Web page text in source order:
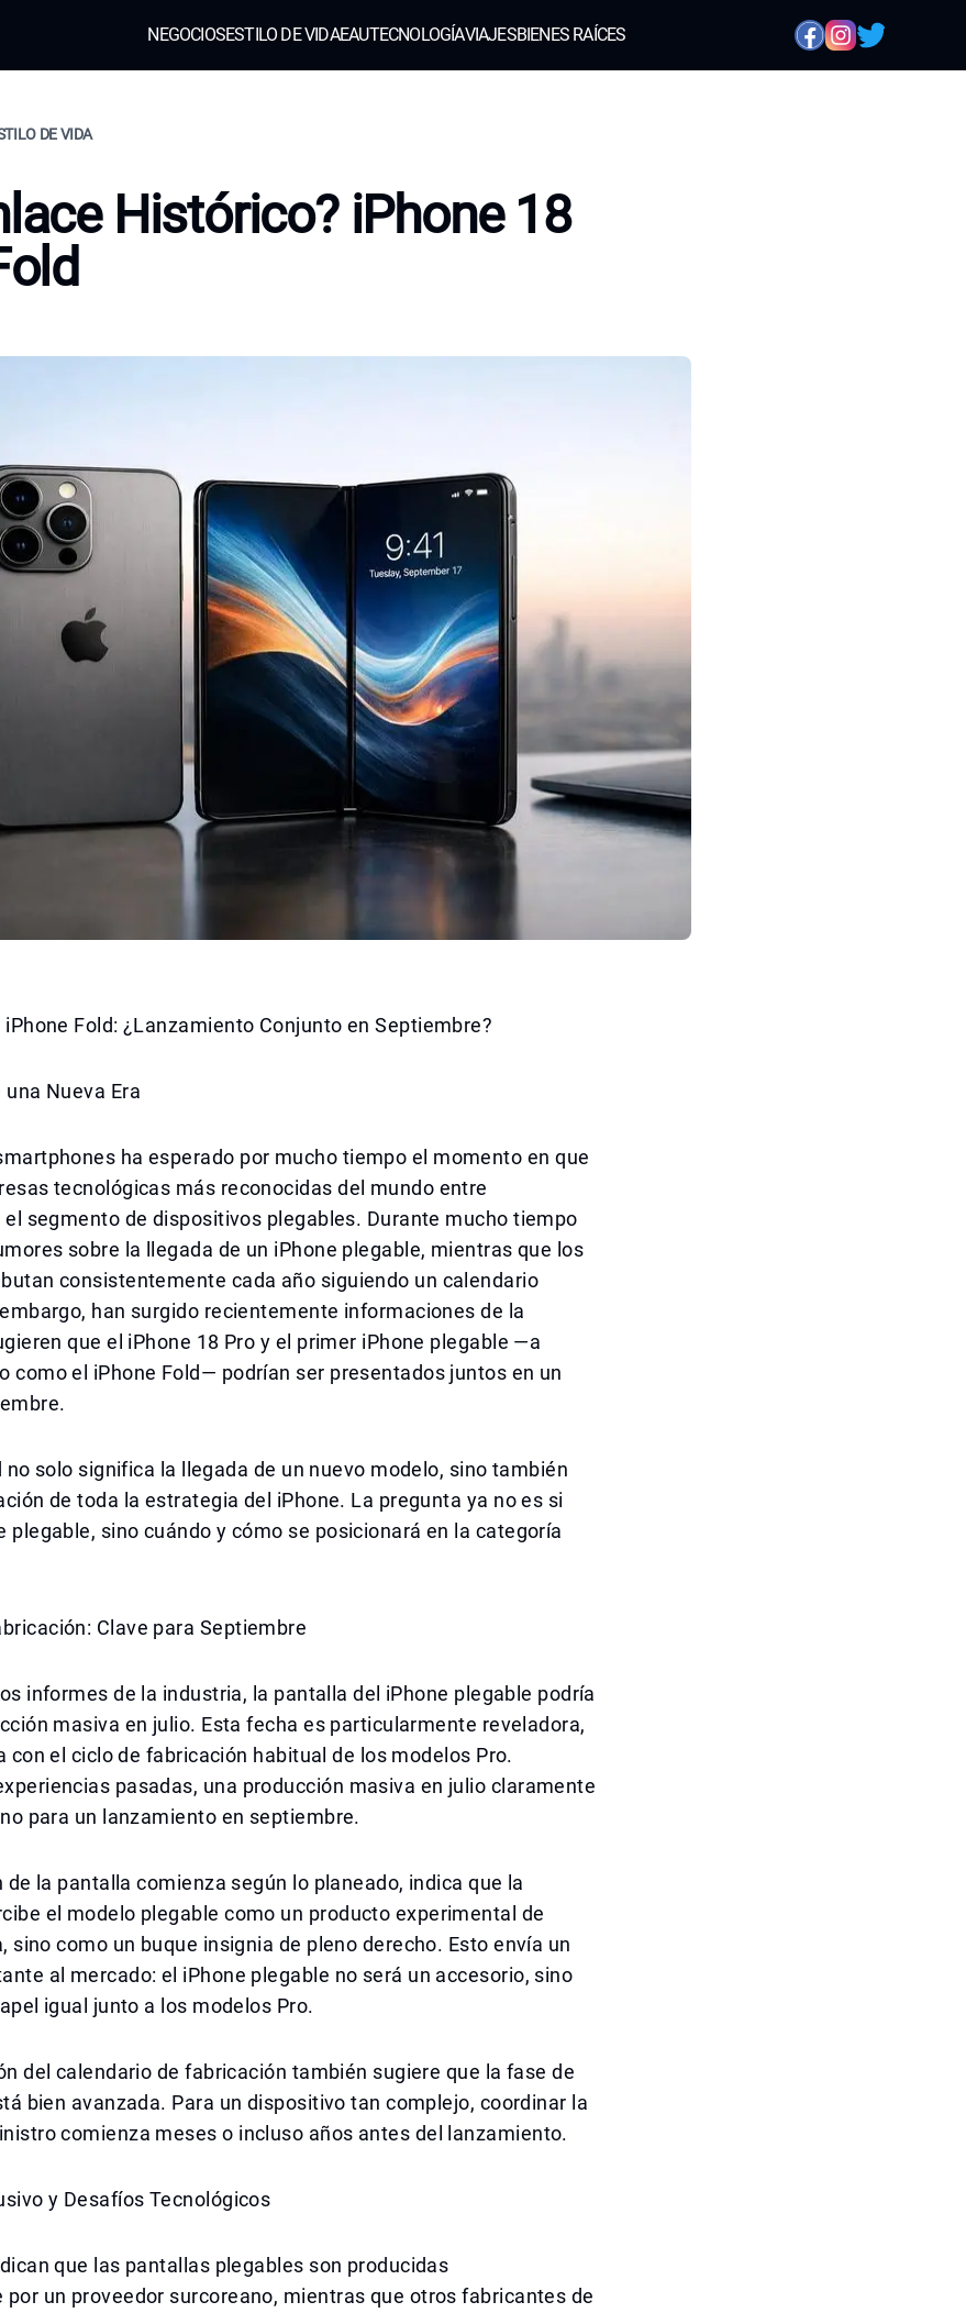
NEGOCIOSESTILO DE VIDAEAUTECNOLOGÍAVIAJESBIENES RAÍCES
DE VIDA
Histórico? iPhone 18
iPhone Fold: ¿Lanzamiento Conjunto en Septiembre?
una Nueva Era
ha esperado por mucho tiempo el momento en que
tecnológicas más reconocidas del mundo entre
segmento de dispositivos plegables. Durante mucho tiempo
sobre la llegada de un iPhone plegable, mientras que los
consistentemente cada año siguiendo un calendario
han surgido recientemente informaciones de la
que el iPhone 18 Pro y el primer iPhone plegable —a
como el iPhone Fold— podrían ser presentados juntos en un
no solo significa la llegada de un nuevo modelo, sino también
de toda la estrategia del iPhone. La pregunta ya no es si
plegable, sino cuándo y cómo se posicionará en la categoría
Clave para Septiembre
informes de la industria, la pantalla del iPhone plegable podría
masiva en julio. Esta fecha es particularmente reveladora,
con el ciclo de fabricación habitual de los modelos Pro.
pasadas, una producción masiva en julio claramente
para un lanzamiento en septiembre.
de la pantalla comienza según lo planeado, indica que la
el modelo plegable como un producto experimental de
sino como un buque insignia de pleno derecho. Esto envía un
al mercado: el iPhone plegable no será un accesorio, sino
igual junto a los modelos Pro.
del calendario de fabricación también sugiere que la fase de
bien avanzada. Para un dispositivo tan complejo, coordinar la
comienza meses o incluso años antes del lanzamiento.
y Desafíos Tecnológicos
que las pantallas plegables son producidas
un proveedor surcoreano, mientras que otros fabricantes de